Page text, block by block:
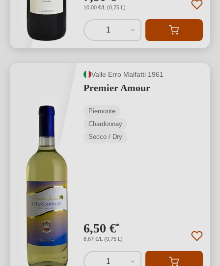
10,00 €/L (0,75 L)
1
Valle Erro Malfatti 1961
Premier Amour
Piemonte
Chardonnay
Secco / Dry
6,50 €*
8,67 €/L (0,75 L)
1